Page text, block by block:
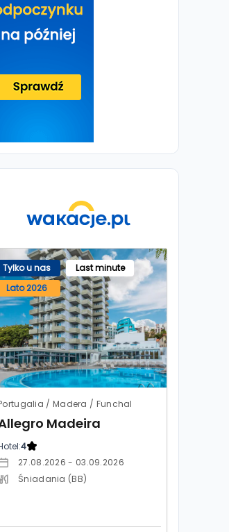
Tylko u nas
Last minute
Lato 2026
/ Madera / Funchal
Madeira
4
27.08.2026 - 03.09.2026
Śniadania (BB)